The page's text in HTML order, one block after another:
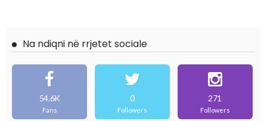
Na ndiqni në rrjetet sociale
54.6K
Fans
0
Followers
271
Followers